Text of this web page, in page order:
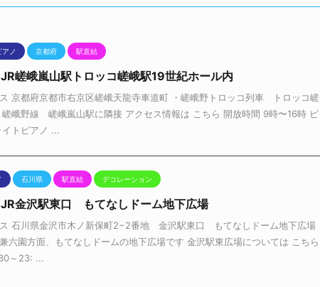
ノ 京都府 駅直結
JR嵯峨嵐山駅トロッコ嵯峨駅19世紀ホール内
京都府京都市右京区嵯峨天龍寺車道町 ・嵯峨野トロッコ列車 トロッコ嵯
嵯峨野線 嵯峨嵐山駅に隣接 アクセス情報は こちら 開放時間 9時〜16時 ピ
トピアノ ...
石川県 駅直結 デコレーション
JR金沢駅東口 もてなしドーム地下広場
石川県金沢市木ノ新保町2−2番地 金沢駅東口 もてなしドーム地下広場
六園方面、もてなしドームの地下広場です 金沢駅東広場については こちら
～23: ...